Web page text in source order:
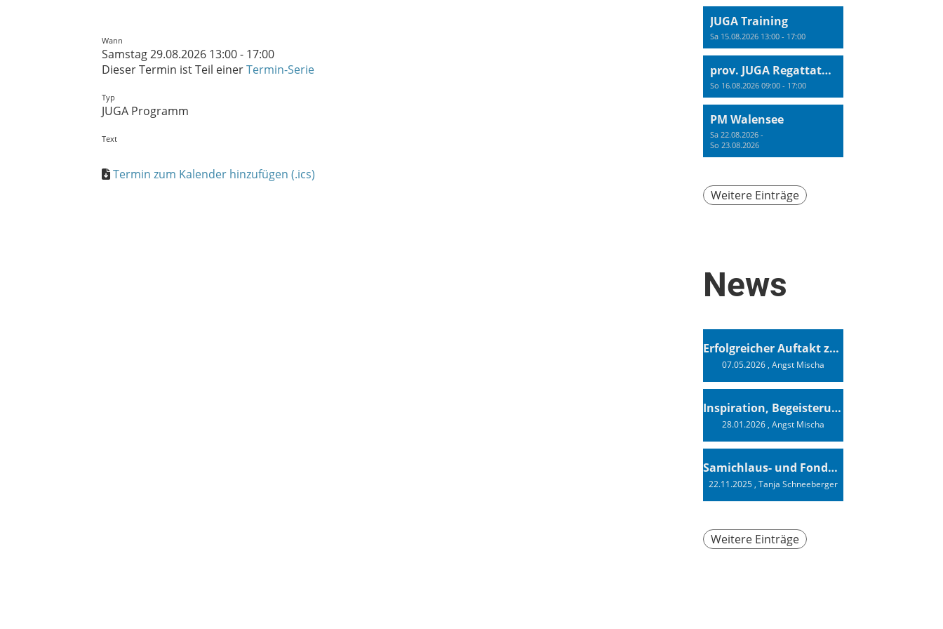
Wann
Samstag 29.08.2026 13:00 - 17:00
Dieser Termin ist Teil einerTermin-Serie
Typ
JUGA Programm
Text
Termin zum Kalender hinzufügen (.ics)
JUGA Training
Sa 15.08.2026 13:00 - 17:00
prov. JUGA Regattatraining
So 16.08.2026 09:00 - 17:00
PM Walensee
Sa 22.08.2026 -
So 23.08.2026
Weitere Einträge
News
Erfolgreicher Auftakt zur Swiss Sailing Challenge League 2026
07.05.2026, Angst Mischa
Inspiration, Begeisterung - Ein Vortrag von Vendée-Globe-Finisher Oliver Heer
28.01.2026, Angst Mischa
Samichlaus- und Fonduabend
22.11.2025, Tanja Schneeberger
Weitere Einträge